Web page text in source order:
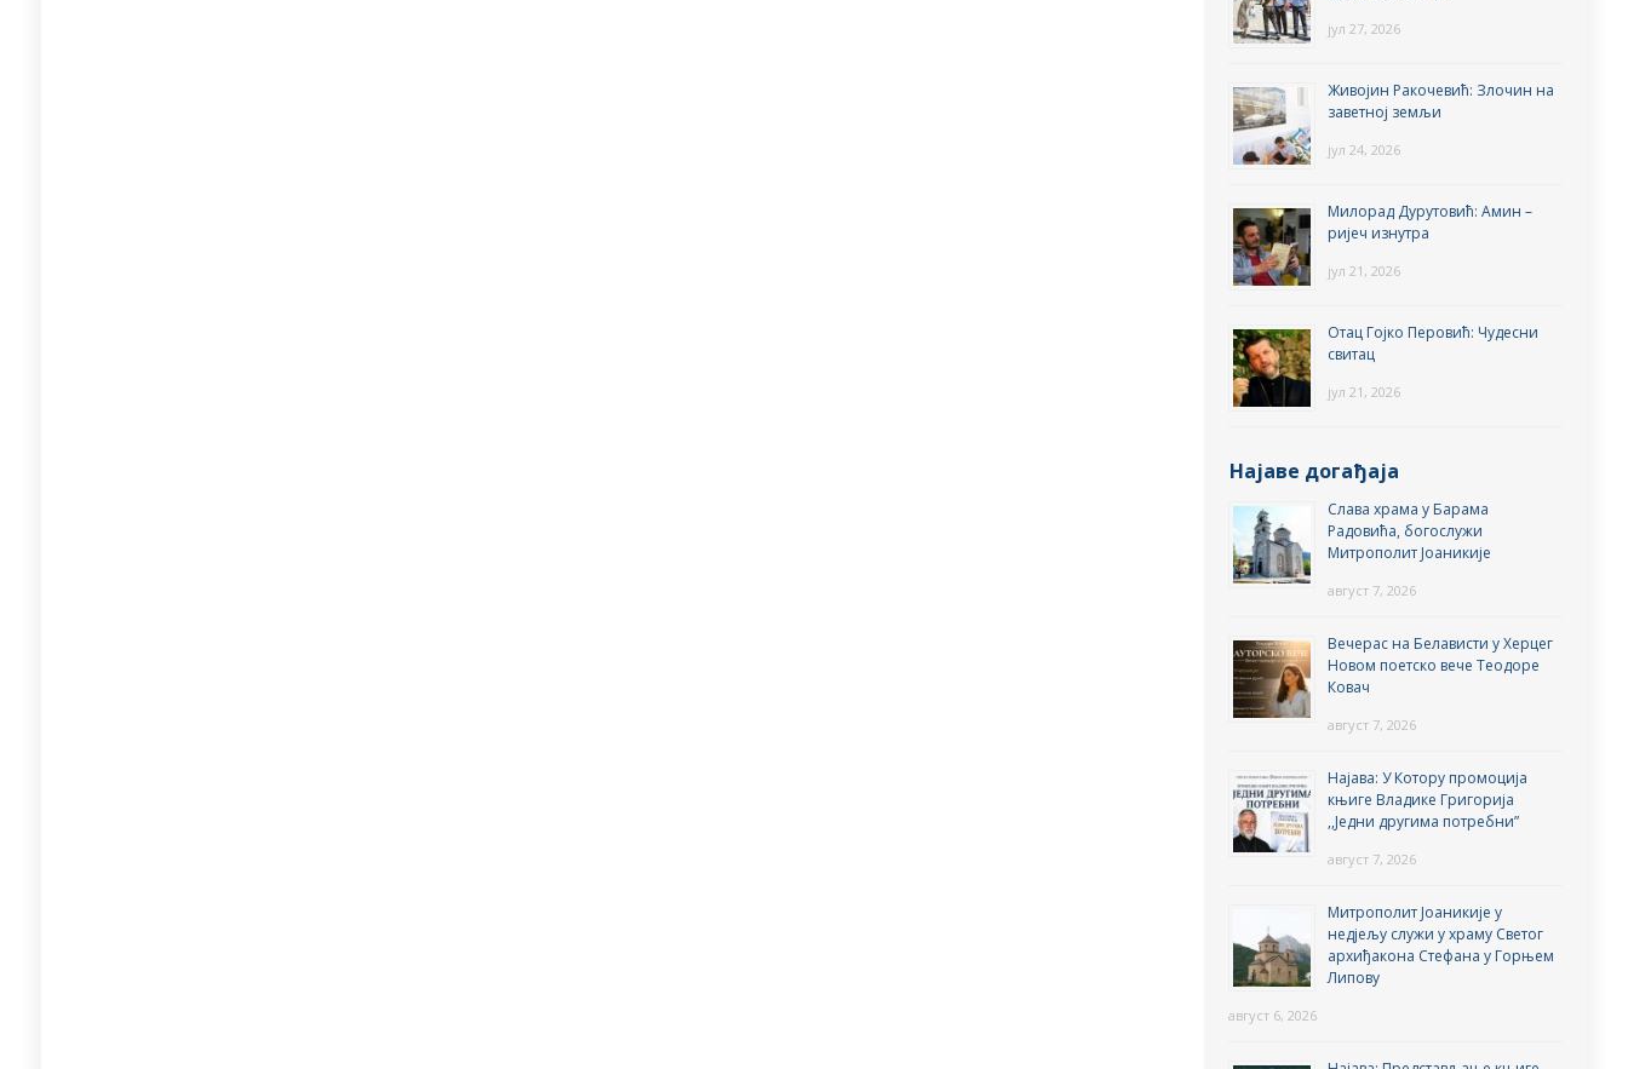
јул 27, 2026
Живојин Ракочевић: Злочин на
заветној земљи
јул 24, 2026
Милорад Дурутовић: Амин –
ријеч изнутра
јул 21, 2026
Отац Гојко Перовић: Чудесни
свитац
јул 21, 2026
Најаве догађаја
Слава храма у Барама
Радовића, богослужи
Митрополит Јоаникије
август 7, 2026
Вечерас на Белависти у Херцег
Новом поетско вече Теодоре
Ковач
август 7, 2026
Најава: У Котору промоција
књиге Владике Григорија
,,Једни другима потребни”
август 7, 2026
Митрополит Јоаникије у
недјељу служи у храму Светог
архиђакона Стефана у Горњем
Липову
август 6, 2026